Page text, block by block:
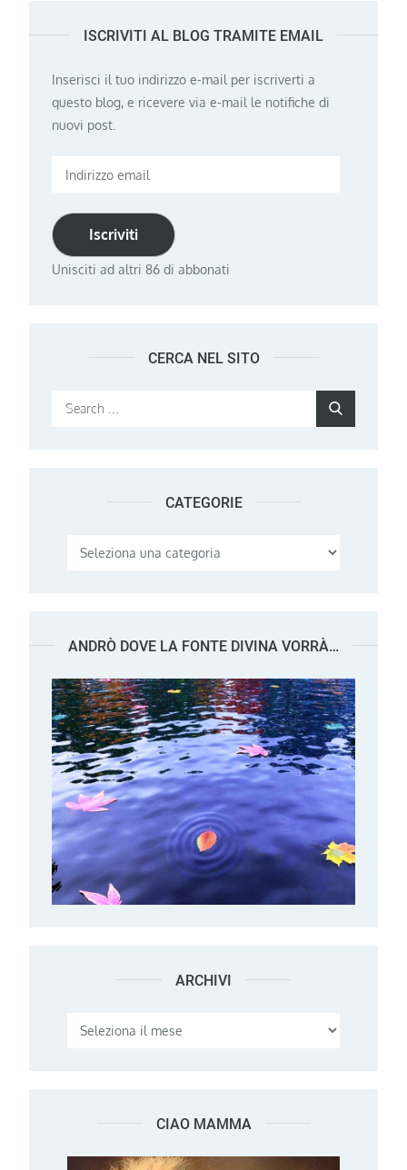
ISCRIVITI AL BLOG TRAMITE EMAIL
Inserisci il tuo indirizzo e-mail per iscriverti a
questo blog, e ricevere via e-mail le notifiche di
nuovi post.
Indirizzo
Iscriviti
Unisciti ad altri 86 di abbonati
CERCA NEL SITO
Search
CATEGORIE
Categorie
ANDRÒ DOVE LA FONTE DIVINA VORRÀ…
ARCHIVI Archivi
CIAO MAMMA